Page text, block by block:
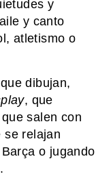
y
y canto
atletismo o
dibujan,
, que
salen con
se relajan
o jugando
entre una
estas son
que Guadalupe
le escribió luego
es uno de los